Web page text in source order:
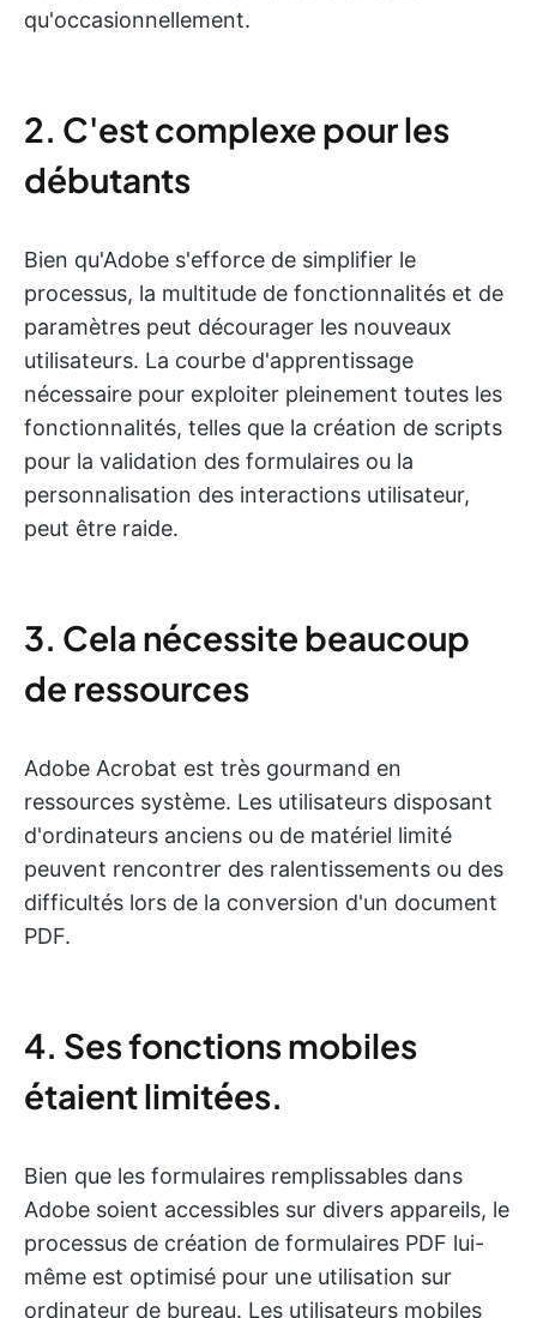
qu'occasionnellement.
2. C'est complexe pour les
débutants
Bien qu'Adobe s'efforce de simplifier le
processus, la multitude de fonctionnalités et de
paramètres peut décourager les nouveaux
utilisateurs. La courbe d'apprentissage
nécessaire pour exploiter pleinement toutes les
fonctionnalités, telles que la création de scripts
pour la validation des formulaires ou la
personnalisation des interactions utilisateur,
peut être raide.
3. Cela nécessite beaucoup
de ressources
Adobe Acrobat est très gourmand en
ressources système. Les utilisateurs disposant
d'ordinateurs anciens ou de matériel limité
peuvent rencontrer des ralentissements ou des
difficultés lors de la conversion d'un document
PDF.
4. Ses fonctions mobiles
étaient limitées.
Bien que les formulaires remplissables dans
Adobe soient accessibles sur divers appareils, le
processus de création de formulaires PDF lui-
même est optimisé pour une utilisation sur
ordinateur de bureau. Les utilisateurs mobiles